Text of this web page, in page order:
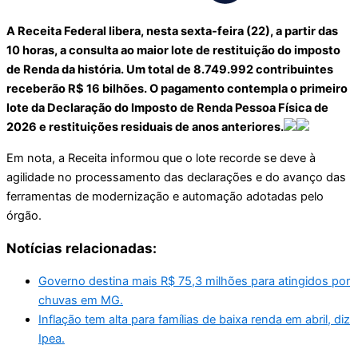
A Receita Federal libera, nesta sexta-feira (22), a partir das
10 horas, a consulta ao maior lote de restituição do imposto
de Renda da história. Um total de 8.749.992 contribuintes
receberão R$ 16 bilhões. O pagamento contempla o primeiro
lote da Declaração do Imposto de Renda Pessoa Física de
2026 e restituições residuais de anos anteriores.
Em nota, a Receita informou que o lote recorde se deve à
agilidade no processamento das declarações e do avanço das
ferramentas de modernização e automação adotadas pelo
órgão.
Notícias relacionadas:
Governo destina mais R$ 75,3 milhões para atingidos por
chuvas em MG.
Inflação tem alta para famílias de baixa renda em abril, diz
Ipea.